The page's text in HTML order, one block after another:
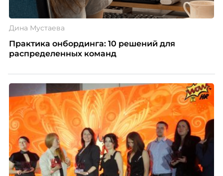
Дина Мустаева
Практика онбординга: 10 решений для
распределенных команд